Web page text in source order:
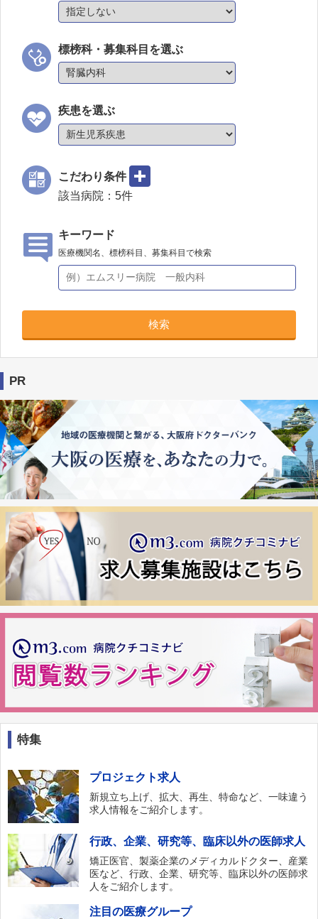
標榜科・募集科目を選ぶ
疾患を選ぶ
こだわり条件
該当病院： 5件
キーワード
医療機関名、標榜科目、募集科目で検索
検索
PR
特集
プロジェクト求人
新規立ち上げ、拡大、再生、特命など、一味違う
求人情報をご紹介します。
行政、企業、研究等、臨床以外の医師求人
矯正医官、製薬企業のメディカルドクター、産業
医など、行政、企業、研究等、臨床以外の医師求
人をご紹介します。
注目の医療グループ